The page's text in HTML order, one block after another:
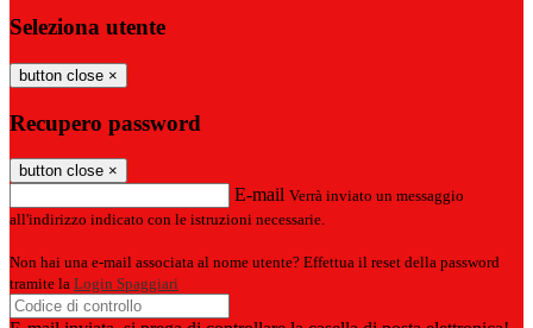
Seleziona utente
button close ×
Recupero password
button close ×
E-mail Verrà inviato un messaggio
all'indirizzo indicato con le istruzioni necessarie.
Non hai una e-mail associata al nome utente? Effettua il reset della password
tramite la Login Spaggiari